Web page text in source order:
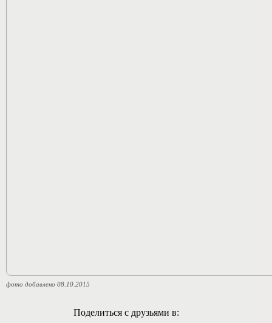
фото добавлено 08.10.2015
Поделиться с друзьями в: